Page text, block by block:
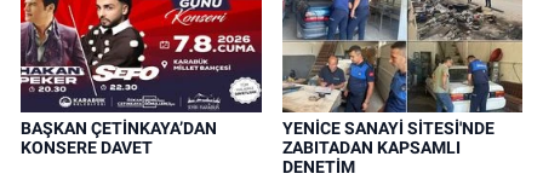
BAŞKAN ÇETİNKAYA’DAN
KONSERE DAVET
YENİCE SANAYİ SİTESİ'NDE
ZABITADAN KAPSAMLI
DENETİM